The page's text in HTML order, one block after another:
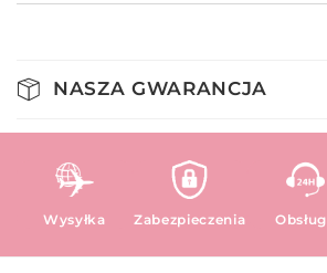
NASZA GWARANCJA
Wysyłka Zabezpieczenia